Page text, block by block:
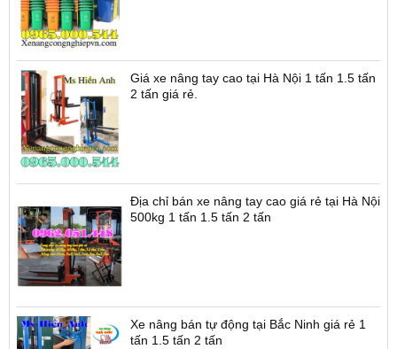
Giá xe nâng tay cao tại Hà Nội 1 tấn 1.5 tấn
2 tấn giá rẻ.
Địa chỉ bán xe nâng tay cao giá rẻ tại Hà Nội
500kg 1 tấn 1.5 tấn 2 tấn
Xe nâng bán tự động tại Bắc Ninh giá rẻ 1
tấn 1.5 tấn 2 tấn